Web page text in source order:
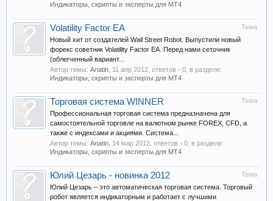
Индикаторы, скрипты и эксперты для МТ4
Тема
Volatility Factor EA
Новый хит от создателей Wall Street Robot. Выпустили новый
форекс советник Volatility Factor EA. Перед нами сеточник
(облегченный вариант...
Автор темы: Anatin 11 апр 2012 , ответов - 0, в разделе:
Индикаторы, скрипты и эксперты для МТ4
Тема
Торговая система WINNER
Профессиональная торговая система предназначена для
самостоятельной торговле на валютном рынке FOREX, CFD, а
также с индексами и акциями. Система...
Автор темы: Anatin 14 мар 2012 , ответов - 0, в разделе:
Индикаторы, скрипты и эксперты для МТ4
Тема
Юлий Цезарь - новинка 2012
Юлий Цезарь – это автоматическая торговая система. Торговый
робот является индикаторным и работает с лучшими